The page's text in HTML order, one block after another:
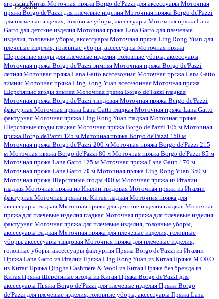
ягоды из Китая Моточная пряжа Borgo de'Pazzi для аксессуары Моточная
пряжа Borgo de'Pazzi для плечевые изделия Моточная пряжа Borgo de'Pazzi
для плечевые изделия, головные уборы, аксессуары Моточная пряжа Lana
Gatto для детские изделия Моточная пряжа Lana Gatto для плечевые
изделия, головные уборы, аксессуары Моточная пряжа Ling Rong Yuan для
плечевые изделия, головные уборы, аксессуары Моточная пряжа
Шерстяные ягоды для плечевые изделия, головные уборы, аксессуары
Моточная пряжа Borgo de'Pazzi зимняя Моточная пряжа Borgo de'Pazzi
летняя Моточная пряжа Lana Gatto всесезонная Моточная пряжа Lana Gatto
зимняя Моточная пряжа Ling Rong Yuan всесезонная Моточная пряжа
Шерстяные ягоды зимняя Моточная пряжа Borgo de'Pazzi гладкая
Моточная пряжа Borgo de'Pazzi твидовая Моточная пряжа Borgo de'Pazzi
фактурная Моточная пряжа Lana Gatto гладкая Моточная пряжа Lana Gatto
фактурная Моточная пряжа Ling Rong Yuan гладкая Моточная пряжа
Шерстяные ягоды гладкая Моточная пряжа Borgo de'Pazzi 105 м Моточная
пряжа Borgo de'Pazzi 125 м Моточная пряжа Borgo de'Pazzi 150 м
Моточная пряжа Borgo de'Pazzi 200 м Моточная пряжа Borgo de'Pazzi 215
м Моточная пряжа Borgo de'Pazzi 80 м Моточная пряжа Borgo de'Pazzi 85 м
Моточная пряжа Lana Gatto 125 м Моточная пряжа Lana Gatto 170 м
Моточная пряжа Lana Gatto 70 м Моточная пряжа Ling Rong Yuan 350 м
Моточная пряжа Шерстяные ягоды 400 м Моточная пряжа из Италии
гладкая Моточная пряжа из Италии твидовая Моточная пряжа из Италии
фактурная Моточная пряжа из Китая гладкая Моточная пряжа для
аксессуары гладкая Моточная пряжа для детские изделия гладкая Моточная
пряжа для плечевые изделия гладкая Моточная пряжа для плечевые изделия
фактурная Моточная пряжа для плечевые изделия, головные уборы,
аксессуары гладкая Моточная пряжа для плечевые изделия, головные
уборы, аксессуары твидовая Моточная пряжа для плечевые изделия,
головные уборы, аксессуары фактурная Пряжа Borgo de'Pazzi из Италии
Пряжа Lana Gatto из Италии Пряжа Ling Rong Yuan из Китая Пряжа M.ORO
из Китая Пряжа Qinghe Cashmere & Wool из Китая Пряжа без бренда из
Китая Пряжа Шерстяные ягоды из Китая Пряжа Borgo de'Pazzi для
аксессуары Пряжа Borgo de'Pazzi для плечевые изделия Пряжа Borgo
de'Pazzi для плечевые изделия, головные уборы, аксессуары Пряжа Lana
Рязань